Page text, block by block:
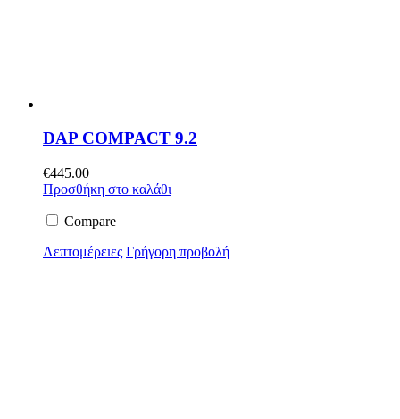
DAP COMPACT 9.2
€445.00
Προσθήκη στο καλάθι
Compare
Λεπτομέρειες Γρήγορη προβολή